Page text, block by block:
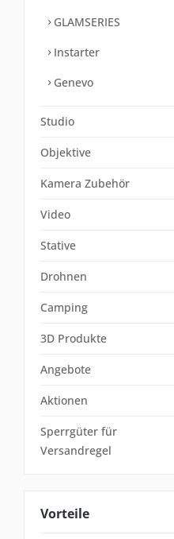
GLAMSERIES
Instarter
Genevo
Studio
Objektive
Kamera Zubehör
Video
Stative
Drohnen
Camping
3D Produkte
Angebote
Aktionen
Sperrgüter für
Versandregel
Vorteile